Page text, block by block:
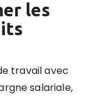
les
travail avec
salariale,